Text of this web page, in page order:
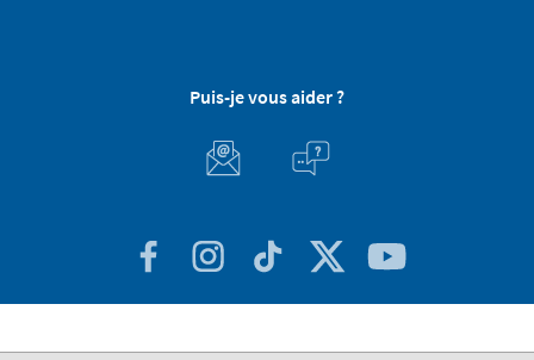
Puis-je vous aider ?